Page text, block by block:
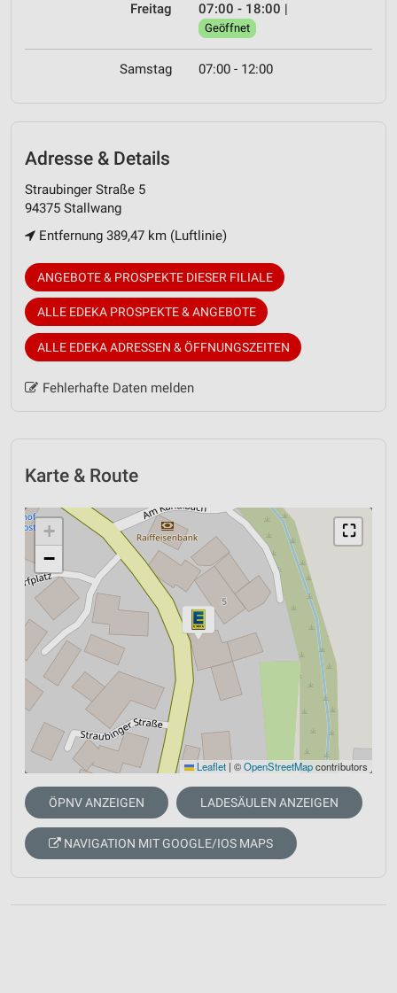
Freitag 07:00 - 18:00 |
Geöffnet
Samstag 07:00 - 12:00
Adresse & Details
Straubinger Straße 5
94375 Stallwang
Entfernung 389,47 km (Luftlinie)
ANGEBOTE & PROSPEKTE DIESER FILIALE
ALLE EDEKA PROSPEKTE & ANGEBOTE
ALLE EDEKA ADRESSEN & ÖFFNUNGSZEITEN
Fehlerhafte Daten melden
Karte & Route
⛶
+
−
Leaflet | ©OpenStreetMapcontributors
ÖPNV ANZEIGEN LADESÄULEN ANZEIGEN
NAVIGATION MIT GOOGLE/IOS MAPS